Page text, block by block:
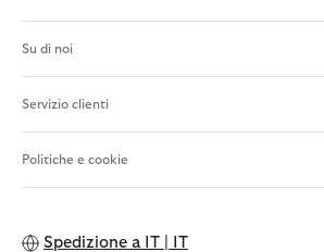
Su di noi
Servizio clienti
Politiche e cookie
Spedizione a IT | IT